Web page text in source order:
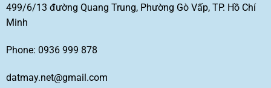
499/6/13 đường Quang Trung, Phường Gò Vấp, TP. Hồ Chí
Minh
Phone: 0936 999 878
datmay.net@gmail.com